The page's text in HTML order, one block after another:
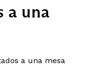
a una
a una mesa